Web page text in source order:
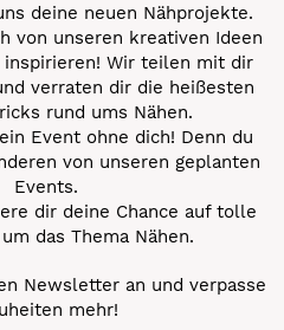
deine neuen Nähprojekte.
von unseren kreativen Ideen
inspirieren! Wir teilen mit dir
verraten dir die heißesten
rund ums Nähen.
Event ohne dich! Denn du
von unseren geplanten
Events.
dir deine Chance auf tolle
das Thema Nähen.
Newsletter an und verpasse
mehr!